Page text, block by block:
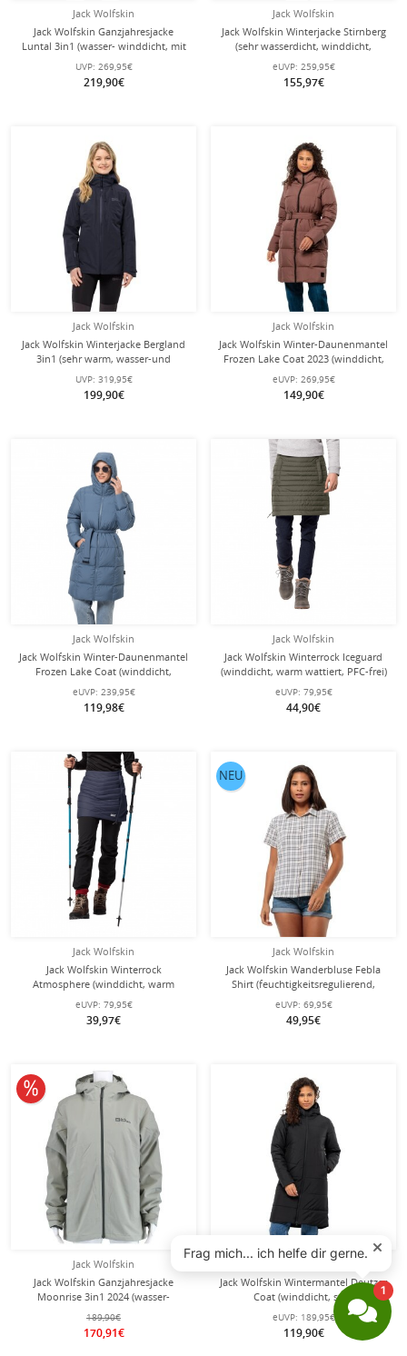
Jack Wolfskin
Jack Wolfskin Ganzjahresjacke
Luntal 3in1 (wasser- winddicht, mit
Fleece-Innenjacke) graphitegrau
Damen
UVP: 269,95€
219,90€
Jack Wolfskin
Jack Wolfskin Winterjacke Stirnberg
(sehr wasserdicht, winddicht,
atmungsaktiv) graphitegrau Damen
eUVP: 259,95€
155,97€
Jack Wolfskin
Jack Wolfskin Winterjacke Bergland
3in1 (sehr warm, wasser-und
winddicht) 2023 graphitegrau
Damen
UVP: 319,95€
199,90€
Jack Wolfskin
Jack Wolfskin Winter-Daunenmantel
Frozen Lake Coat 2023 (winddicht,
wasserabweisend, atmungsaktiv)
rotbraun Damen
eUVP: 269,95€
149,90€
Jack Wolfskin
Jack Wolfskin Winter-Daunenmantel
Frozen Lake Coat (winddicht,
wasserabweisend) frostblau Damen
eUVP: 239,95€
119,98€
Jack Wolfskin
Jack Wolfskin Winterrock Iceguard
(winddicht, warm wattiert, PFC-frei)
dunkelgrün Damen
eUVP: 79,95€
44,90€
Jack Wolfskin
Jack Wolfskin Winterrock
Atmosphere (winddicht, warm
wattiert, PFC-frei) graphitgrau
Damen
eUVP: 79,95€
39,97€
Jack Wolfskin
Jack Wolfskin Wanderbluse Febla
Shirt (feuchtigkeitsregulierend,
atmungsaktiv) Kurzarm
nachtblau/weiss Damen
eUVP: 69,95€
49,95€
NEU
Jack Wolfskin
Jack Wolfskin Ganzjahresjacke
Moonrise 3in1 2024 (wasser-
winddicht, mit Fleece-Innenjacke)
mintgrün Damen
189,90€
170,91€
10% reduziert
Jack Wolfskin
Jack Wolfskin Wintermantel Deutzer
Coat (winddicht, sehr
wasserabweisend) schwarz Damen
eUVP: 189,95€
119,90€